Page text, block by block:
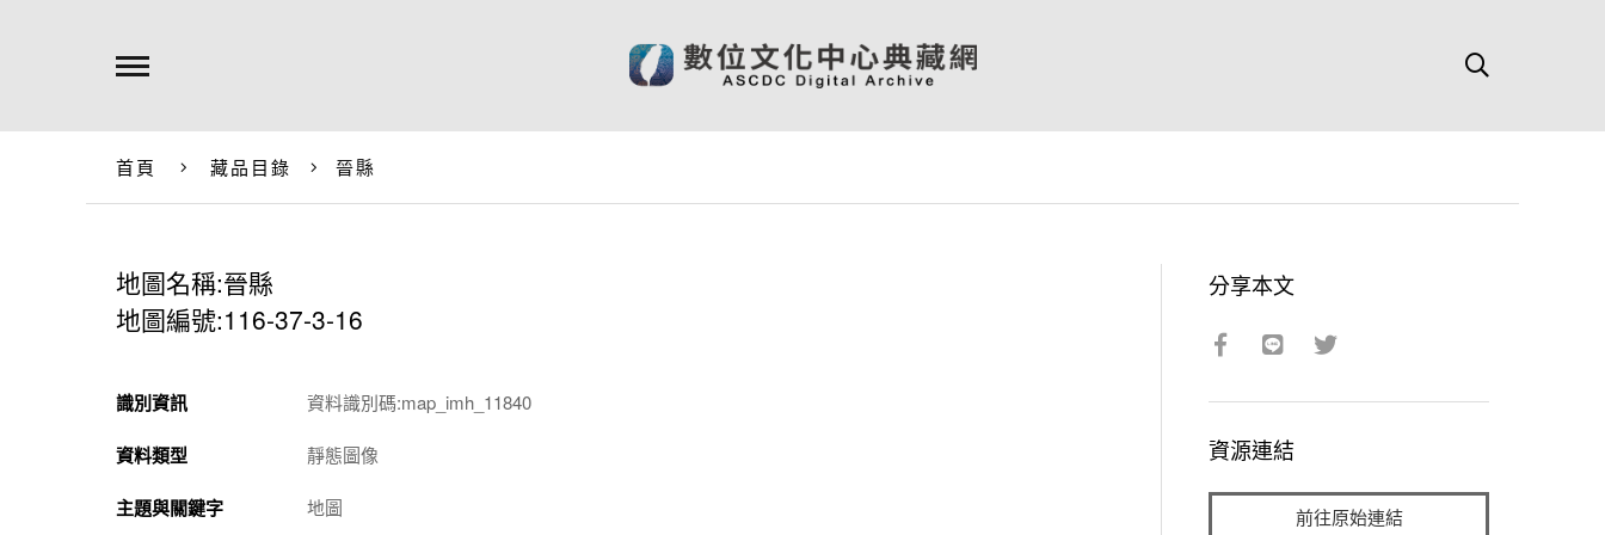
首頁 藏品目錄 晉縣
地圖名稱:晉縣
地圖編號:116-37-3-16
識別資訊 資料識別碼:map_imh_11840
資料類型 靜態圖像
主題與關鍵字 地圖
分享本文
資源連結
前往原始連結